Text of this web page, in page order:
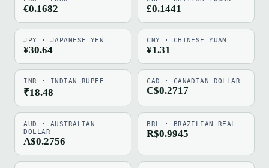
€0.1682 £0.1441
JPY · JAPANESE YEN
¥30.64
CNY · CHINESE YUAN
¥1.31
INR · INDIAN RUPEE
₹18.48
CAD · CANADIAN DOLLAR
C$0.2717
AUD · AUSTRALIAN
DOLLAR
A$0.2756
BRL · BRAZILIAN REAL
R$0.9945